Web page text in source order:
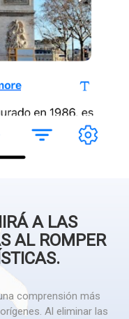
A LAS
AL ROMPER
comprensión más
Al eliminar las